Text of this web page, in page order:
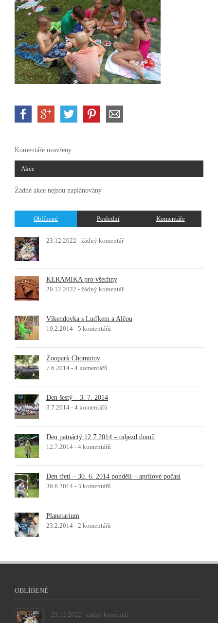
Komentáře uzavřeny.
Akce
Žádné akce nejsou naplánovány
Oblíbené Poslední Komentáře
23.12.2022 - žádný komentář
KERAMIKA pro všechny
20.12.2022 - žádný komentář
Víkendovka s Luďkem a Alčou
10.2.2014 - 5 komentářů
Zoopark Chomutov
7.6.2014 - 4 komentářů
Den šestý – 3. 7. 2014
3.7.2014 - 4 komentářů
Den patnáctý 12.7.2014 – odjezd domů
12.7.2014 - 4 komentářů
Den třetí – 30. 6. 2014 pondělí – aprílové počasí
30.6.2014 - 3 komentářů
Planetarium
23.2.2014 - 2 komentářů
OBLÍBENÉ
23.12.2022 - žádný komentář